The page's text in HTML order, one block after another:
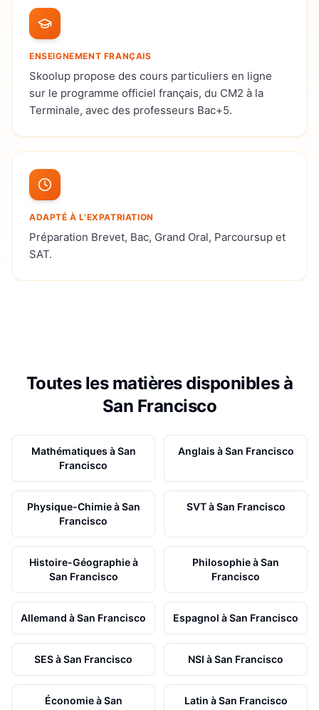
ENSEIGNEMENT FRANÇAIS
Skoolup propose des cours particuliers en ligne
sur le programme officiel français, du CM2 à la
Terminale, avec des professeurs Bac+5.
ADAPTÉ À L'EXPATRIATION
Préparation Brevet, Bac, Grand Oral, Parcoursup et
SAT.
Toutes les matières disponibles à
San Francisco
Mathématiques àSan
Francisco
Anglais àSan Francisco
Physique-ChimieàSan
Francisco
SVTàSan Francisco
Histoire-Géographieà
San Francisco
PhilosophieàSan
Francisco
Allemand àSan Francisco Espagnol àSan Francisco
SESàSan Francisco NSI àSan Francisco
ÉconomieàSan
Latin àSan Francisco